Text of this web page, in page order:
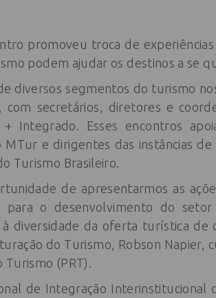
promoveu troca de
podem ajudar os destinos a se
diversos segmentos do turismo
com secretários, diretores e
Integrado. Esses encontros
e dirigentes das instâncias
Turismo Brasileiro.
de apresentarmos as
para o desenvolvimento do
à diversidade da oferta turística de
do Turismo, Robson Napier,
Turismo (PRT).
de Integração